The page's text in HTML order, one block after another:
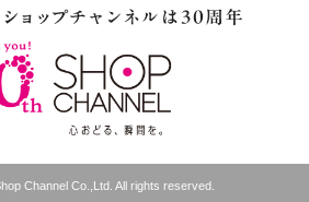
Channel Co.,Ltd. All rights reserved.